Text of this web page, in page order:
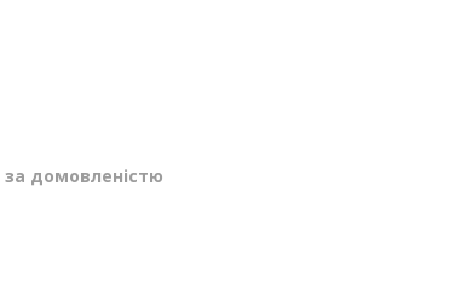
за домовленістю